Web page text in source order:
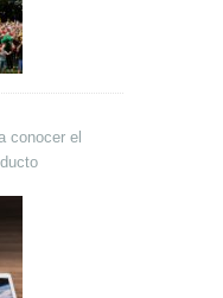
conocer el